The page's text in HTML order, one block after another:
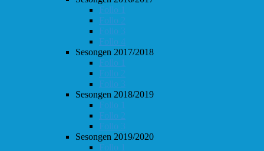
Follo 1
Follo 2
Follo 3
Follo 4
Sesongen 2017/2018
Follo 1
Follo 2
Follo 3
Sesongen 2018/2019
Follo 1
Follo 2
Follo 3
Sesongen 2019/2020
Follo 1